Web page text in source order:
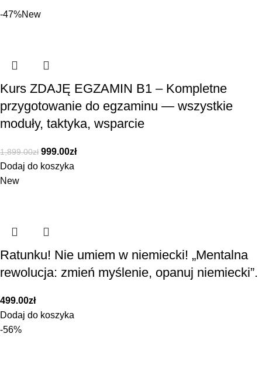
-47%New
Kurs ZDAJĘ EGZAMIN B1 – Kompletne
przygotowanie do egzaminu — wszystkie
moduły, taktyka, wsparcie
1,899.00zł 999.00zł
Dodaj do koszyka
New
Ratunku! Nie umiem w niemiecki! „Mentalna
rewolucja: zmień myślenie, opanuj niemiecki”.
499.00zł
Dodaj do koszyka
-56%